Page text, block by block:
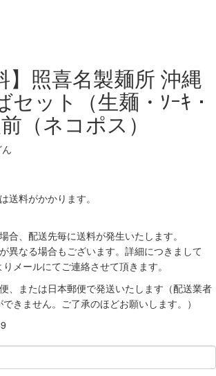
】照喜名製麺所 沖縄
セット（生麺・ｿｰｷ・
（ネコポス）
送料がかかります。
合、配送先毎に送料が発生いたします。
異なる場合もございます。詳細につきまして
メールにてご連絡させて頂きます。
、または日本郵便で発送いたします（配送業者
きません。ご了承のほどお願いします。）